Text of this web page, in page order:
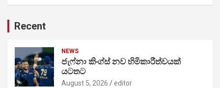
Recent
NEWS
ජැෆ්නා කිංග්ස් නව හිමිකාරීත්වයක්
යටතට
August 5, 2026 editor